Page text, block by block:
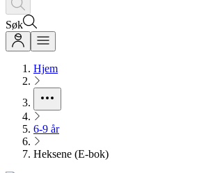
Søk
Hjem
6-9 år
Heksene (E-bok)